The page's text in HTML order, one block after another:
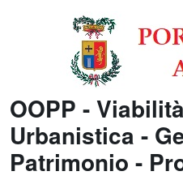
OOPP -
Urbanistica -
Patrimonio -